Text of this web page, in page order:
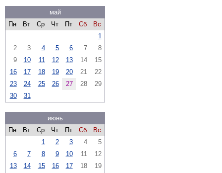
май
Пн
Вт Ср Чт Пт Сб
Вс
1
2
3 4 5 6 7
8
9
10 11 12 13 14
15
16
17 18 19 20 21
22
23
24 25 26 27 28
29
30
31
июнь
Пн
Вт Ср Чт Пт Сб
Вс
1
2 3 4
5
6
7 8 9 10 11
12
13
14 15 16 17 18
19